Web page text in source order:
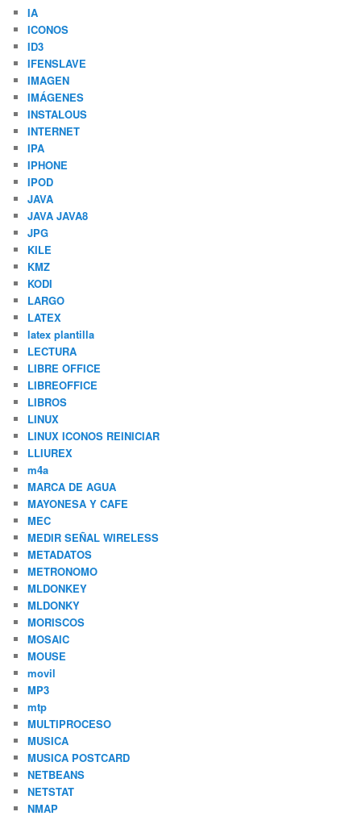
IA
ICONOS
ID3
IFENSLAVE
IMAGEN
IMÁGENES
INSTALOUS
INTERNET
IPA
IPHONE
IPOD
JAVA
JAVA JAVA8
JPG
KILE
KMZ
KODI
LARGO
LATEX
latex plantilla
LECTURA
LIBRE OFFICE
LIBREOFFICE
LIBROS
LINUX
LINUX ICONOS REINICIAR
LLIUREX
m4a
MARCA DE AGUA
MAYONESA Y CAFE
MEC
MEDIR SEÑAL WIRELESS
METADATOS
METRONOMO
MLDONKEY
MLDONKY
MORISCOS
MOSAIC
MOUSE
movil
MP3
mtp
MULTIPROCESO
MUSICA
MUSICA POSTCARD
NETBEANS
NETSTAT
NMAP